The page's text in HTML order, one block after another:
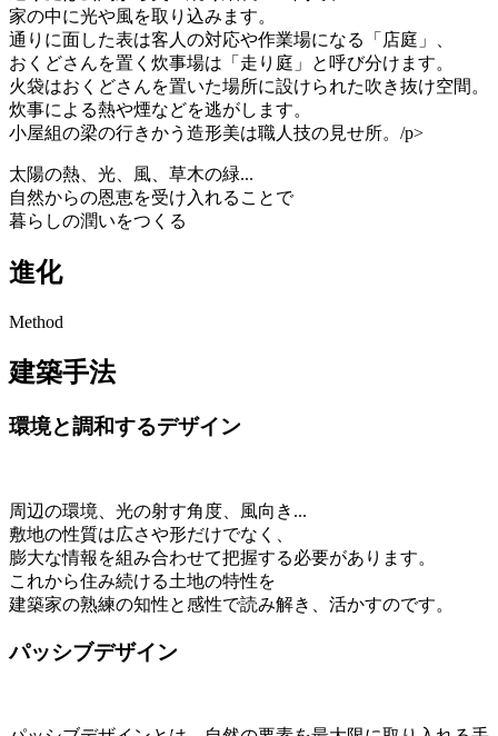
家の中に光や風を取り込みます。
通りに面した表は客人の対応や作業場になる「店庭」、
おくどさんを置く炊事場は「走り庭」と呼び分けます。
火袋はおくどさんを置いた場所に設けられた吹き抜け空間。
炊事による熱や煙などを逃がします。
小屋組の梁の行きかう造形美は職人技の見せ所。/p>
太陽の熱、光、風、草木の緑...
自然からの恩恵を受け入れることで
暮らしの潤いをつくる
進化
Method
建築手法
環境と調和するデザイン
周辺の環境、光の射す角度、風向き...
敷地の性質は広さや形だけでなく、
膨大な情報を組み合わせて把握する必要があります。
これから住み続ける土地の特性を
建築家の熟練の知性と感性で読み解き、活かすのです。
パッシブデザイン